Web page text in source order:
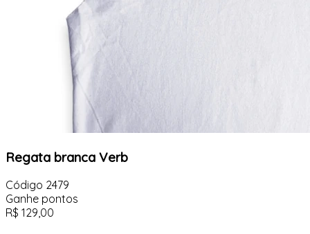
Regata branca Verb
Código 2479
Ganhe pontos
R$ 129,00